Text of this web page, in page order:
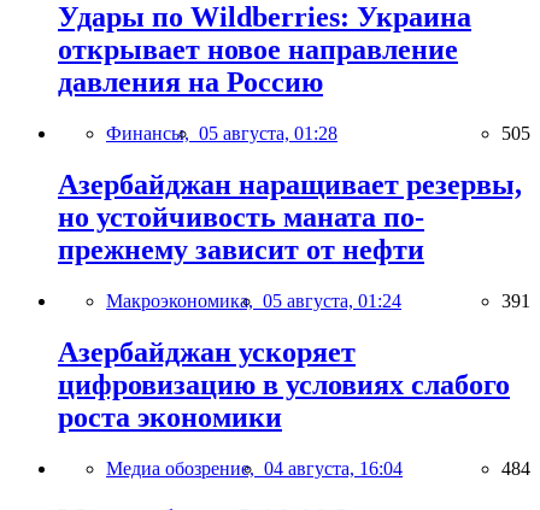
Удары по Wildberries: Украина
открывает новое направление
давления на Россию
Финансы, 05 августа, 01:28 505
Азербайджан наращивает резервы,
но устойчивость маната по-
прежнему зависит от нефти
Макроэкономика, 05 августа, 01:24 391
Азербайджан ускоряет
цифровизацию в условиях слабого
роста экономики
Медиа обозрение, 04 августа, 16:04 484